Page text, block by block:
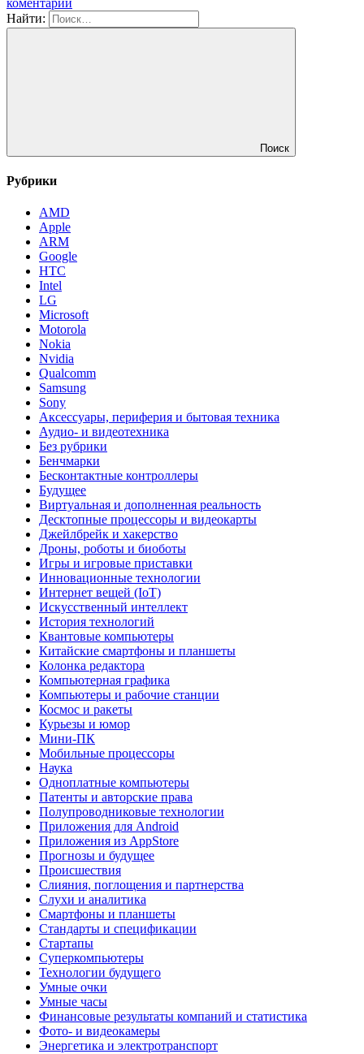
Найти:
Поиск
Рубрики
AMD
Apple
ARM
Google
HTC
Intel
LG
Microsoft
Motorola
Nokia
Nvidia
Qualcomm
Samsung
Sony
Аксессуары, периферия и бытовая техника
Аудио- и видеотехника
Без рубрики
Бенчмарки
Бесконтактные контроллеры
Будущее
Виртуальная и дополненная реальность
Десктопные процессоры и видеокарты
Джейлбрейк и хакерство
Дроны, роботы и биоботы
Игры и игровые приставки
Инновационные технологии
Интернет вещей (IoT)
Искусственный интеллект
История технологий
Квантовые компьютеры
Китайские смартфоны и планшеты
Колонка редактора
Компьютерная графика
Компьютеры и рабочие станции
Космос и ракеты
Курьезы и юмор
Мини-ПК
Мобильные процессоры
Наука
Одноплатные компьютеры
Патенты и авторские права
Полупроводниковые технологии
Приложения для Android
Приложения из AppStore
Прогнозы и будущее
Происшествия
Слияния, поглощения и партнерства
Слухи и аналитика
Смартфоны и планшеты
Стандарты и спецификации
Стартапы
Суперкомпьютеры
Технологии будущего
Умные очки
Умные часы
Финансовые результаты компаний и статистика
Фото- и видеокамеры
Энергетика и электротранспорт